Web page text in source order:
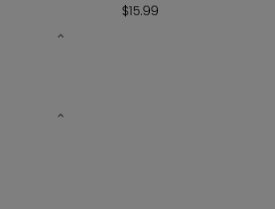
$15.99